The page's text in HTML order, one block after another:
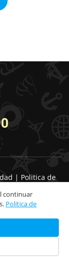
| Politica de
continuar
Politica de